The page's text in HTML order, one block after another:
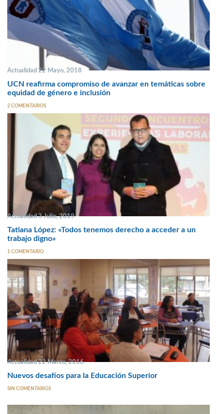
Actualidad 22 Mayo, 2018
UCN reafirma compromiso de avanzar en temáticas sobre
equidad de género e inclusión
2 COMENTARIOS
Actualidad 3 Julio, 2019
Tatiana López: «Todos tenemos derecho a acceder a un
trabajo digno»
1 COMENTARIO
Actualidad 22 Marzo, 2016
Nuevos desafíos para la Educación Superior
SIN COMENTARIOS